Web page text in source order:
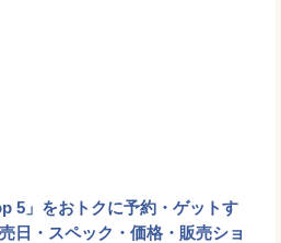
5」をおトクに予約・ゲットす
日・スペック・価格・販売ショ